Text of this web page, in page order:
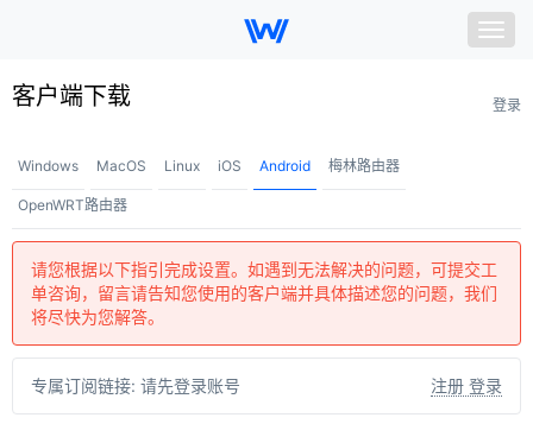
账号信息
客户端下载
帮助中心
＋ 联系我们
客户端下载 登录
Windows MacOS Linux iOS Android 梅林路由器
OpenWRT路由器
请您根据以下指引完成设置。如遇到无法解决的问题，可提交工
单咨询，留言请告知您使用的客户端并具体描述您的问题，我们
将尽快为您解答。
专属订阅链接: 请先登录账号 注册 登录